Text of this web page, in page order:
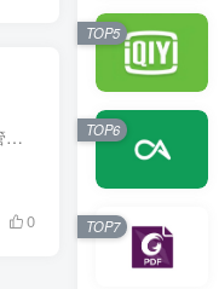
静态文件托管是腾讯云推出的一款云开发服务产品，可用于html/css/js等静态文件的云端托管服务，且自带长域名，可用于访问测试网页以及三方调用css/js文件，效果堪比OSS存储。并且该云托管服务可...
0
TOP5
TOP6
TOP7